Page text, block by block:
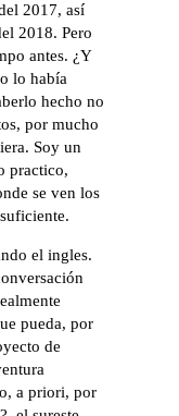
2017, así
2018. Pero
antes. ¿Y
lo había
hecho no
por mucho
Soy un
practico,
se ven los
el ingles.
pueda, por
de
a priori, por